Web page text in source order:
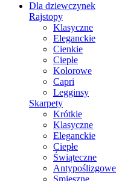
Dla dziewczynek
Rajstopy
Klasyczne
Eleganckie
Cienkie
Ciepłe
Kolorowe
Capri
Legginsy
Skarpety
Krótkie
Klasyczne
Eleganckie
Ciepłe
Świąteczne
Antypoślizgowe
Smieszne